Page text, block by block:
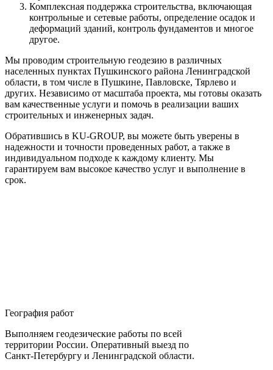
Комплексная поддержка строительства, включающая
контрольные и сетевые работы, определение осадок и
деформаций зданий, контроль фундаментов и многое
другое.
Мы проводим строительную геодезию в различных
населенных пунктах Пушкинского района Ленинградской
области, в том числе в Пушкине, Павловске, Тярлево и
других. Независимо от масштаба проекта, мы готовы оказать
вам качественные услуги и помочь в реализации ваших
строительных и инженерных задач.
Обратившись в KU-GROUP, вы можете быть уверены в
надежности и точности проведенных работ, а также в
индивидуальном подходе к каждому клиенту. Мы
гарантируем вам высокое качество услуг и выполнение в
срок.
География работ
Выполняем геодезические работы по всей
территории России. Оперативный выезд по
Санкт-Петербургу и Ленинградской области.